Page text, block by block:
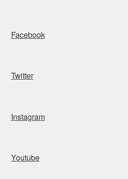
Facebook
Twitter
Instagram
Youtube